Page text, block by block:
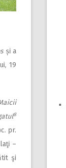
și a
19
8
pr.
–
şi